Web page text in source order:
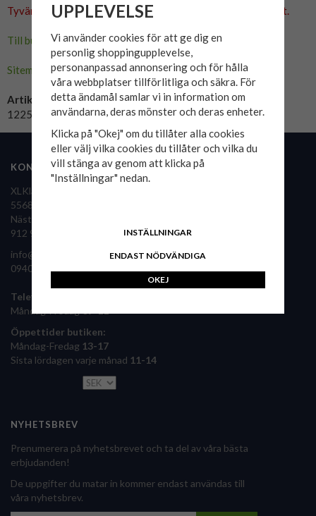
Tyvärr ingår inte denna produkt i vårt sortiment för tillfället.
Till butikens startsida »
Sitemap »
Artikelnummer:
12253720-SoothingSea
KONTAKTA OSS
XLKläder Sverige AB
556860-9126
Nästansjö 36
912 92 Vilhelmina
info@xlklader.se
0940 – 340 61
Telefontid:
Måndag-Fredag
Öppettider butiken:
Måndag-Fredag 13-17
Sista lördagen varje månad 11-14
FÖLJ OSS
NYHETSBREV
Prenumerera på nyhetsbrevet och ta del av våra bästa
erbjudanden!
De uppgifter du matar in kommer endast användas till
våra nyhetsbrev.
UPPLEVELSE
Vi använder cookies för att ge dig en
personlig shoppingupplevelse,
personanpassad annonsering och för hålla
våra webbplatser tillförlitliga och säkra. För
detta ändamål samlar vi in information om
användarna, deras mönster och deras enheter.
Klicka på "Okej" om du tillåter alla cookies
eller välj vilka cookies du tillåter och vilka du
vill stänga av genom att klicka på
"Inställningar" nedan.
INSTÄLLNINGAR
ENDAST NÖDVÄNDIGA
OKEJ